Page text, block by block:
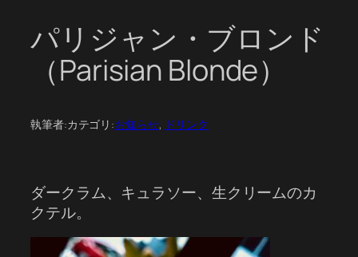
パリジャン・ブロンド
（Parisian Blonde）
執筆者:カテゴリ:お知らせ, ドリンク
ダークラム、キュラソー、生クリームのカ
クテル。